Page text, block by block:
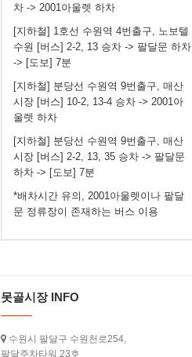
차 -> 2001아울렛 하차
[지하철] 1호선 수원역 4번출구, 노보텔
수원 [버스] 2-2, 13 승차 -> 팔달문 하차
-> [도보] 7분
[지하철] 분당선 수원역 9번출구, 매산
시장 [버스] 10-2, 13-4 승차 -> 2001아
울렛 하차
[지하철] 분당선 수원역 9번출구, 매산
시장 [버스] 2-2, 13, 35 승차 -> 팔달문
하차 -> [도보] 7분
*배차시간 유의, 2001아울렛이나 팔달
문 정류장이 존재하는 버스 이용
못골시장 INFO
수원시 팔달구 수원천로254,
팔달주차타워 23호